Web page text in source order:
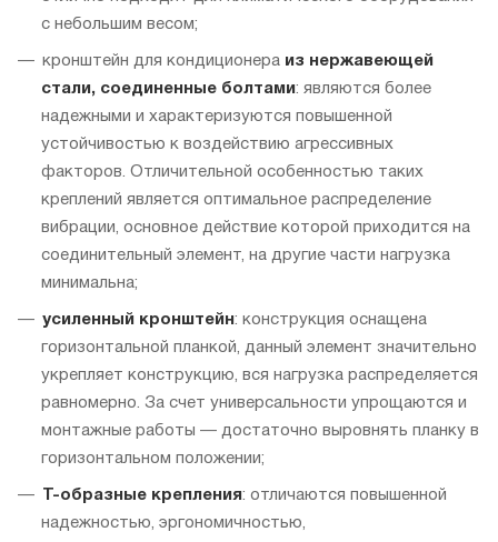
с небольшим весом;
кронштейн для кондиционера из нержавеющей
стали, соединенные болтами: являются более
надежными и характеризуются повышенной
устойчивостью к воздействию агрессивных
факторов. Отличительной особенностью таких
креплений является оптимальное распределение
вибрации, основное действие которой приходится на
соединительный элемент, на другие части нагрузка
минимальна;
усиленный кронштейн: конструкция оснащена
горизонтальной планкой, данный элемент значительно
укрепляет конструкцию, вся нагрузка распределяется
равномерно. За счет универсальности упрощаются и
монтажные работы — достаточно выровнять планку в
горизонтальном положении;
Т-образные крепления: отличаются повышенной
надежностью, эргономичностью,